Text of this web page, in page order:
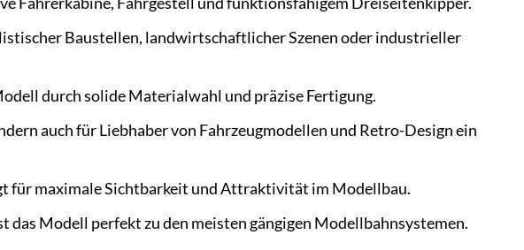
Baustellen, landwirtschaftlicher Szenen oder industrieller
durch solide Materialwahl und präzise Fertigung.
auch für Liebhaber von Fahrzeugmodellen und Retro-Design ein
für maximale Sichtbarkeit und Attraktivität im Modellbau.
das Modell perfekt zu den meisten gängigen Modellbahnsystemen.